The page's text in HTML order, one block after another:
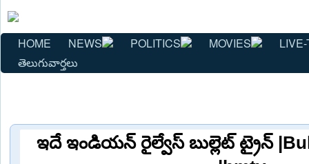
HOME NEWS POLITICS MOVIES
తెలుగువార్తలు
ఇదే ఇండియన్ రైల్వేస్ బుల్లెట్ ట్రైన్